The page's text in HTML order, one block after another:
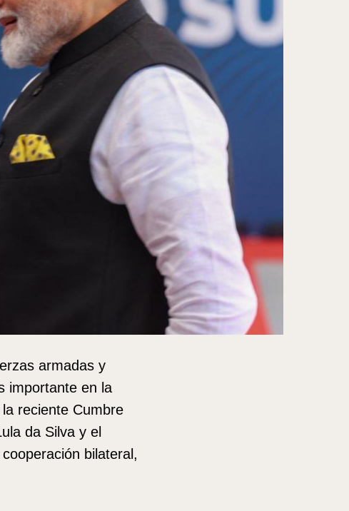
armadas y
importante en la
reciente Cumbre
da Silva y el
bilateral,